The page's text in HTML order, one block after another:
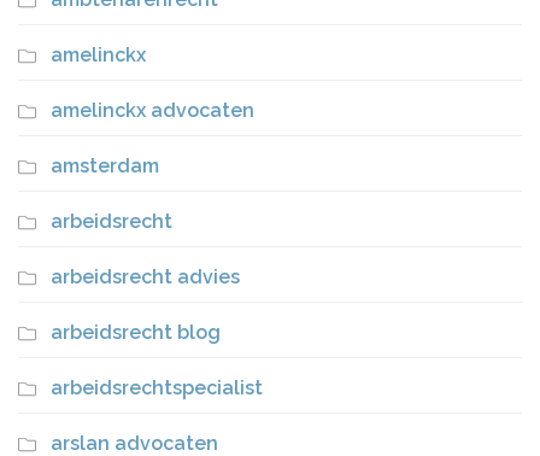
amelinckx
amelinckx advocaten
amsterdam
arbeidsrecht
arbeidsrecht advies
arbeidsrecht blog
arbeidsrechtspecialist
arslan advocaten